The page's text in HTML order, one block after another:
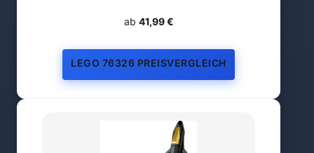
ab 41,99 €
LEGO 76326 PREISVERGLEICH